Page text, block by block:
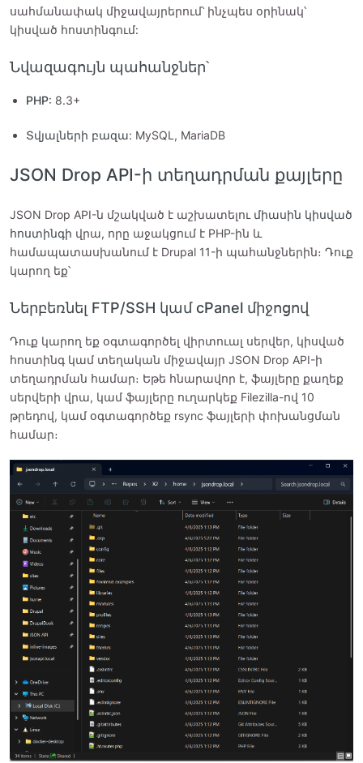
սահմանափակ միջավայրերում՝ ինչպես օրինակ՝
կիսված հոստինգում:
Նվազագույն պահանջներ՝
PHP: 8.3+
Տվյալների բազա: MySQL, MariaDB
JSON Drop API-ի տեղադրման քայլերը
JSON Drop API-ն մշակված է աշխատելու միասին կիսված
հոստինգի վրա, որը աջակցում է PHP-ին և
համապատասխանում է Drupal 11-ի պահանջներին։ Դուք
կարող եք՝
Ներբեռնել FTP/SSH կամ cPanel միջոցով
Դուք կարող եք օգտագործել վիրտուալ սերվեր, կիսված
հոստինգ կամ տեղական միջավայր JSON Drop API-ի
տեղադրման համար։ Եթե հնարավոր է, ֆայլերը քաղեք
սերվերի վրա, կամ ֆայլերը ուղարկեք Filezilla-ով 10
թրեդով, կամ օգտագործեք rsync ֆայլերի փոխանցման
համար։